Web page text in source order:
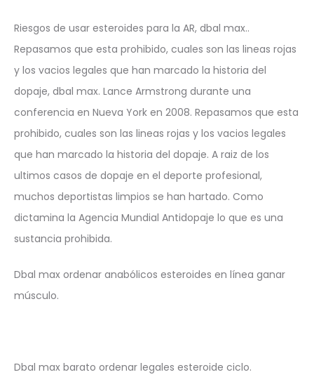
Riesgos de usar esteroides para la AR, dbal max..
Repasamos que esta prohibido, cuales son las lineas rojas
y los vacios legales que han marcado la historia del
dopaje, dbal max. Lance Armstrong durante una
conferencia en Nueva York en 2008. Repasamos que esta
prohibido, cuales son las lineas rojas y los vacios legales
que han marcado la historia del dopaje. A raiz de los
ultimos casos de dopaje en el deporte profesional,
muchos deportistas limpios se han hartado. Como
dictamina la Agencia Mundial Antidopaje lo que es una
sustancia prohibida.
Dbal max ordenar anabólicos esteroides en línea ganar
músculo.
Dbal max barato ordenar legales esteroide ciclo.